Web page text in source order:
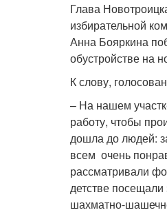
Глава
избирательной
Анна Бояркина
обустройстве на
К слову,
– На нашем
работу, чтобы
дошла до людей:
всем очень
рассматривали
детстве
шахматно-